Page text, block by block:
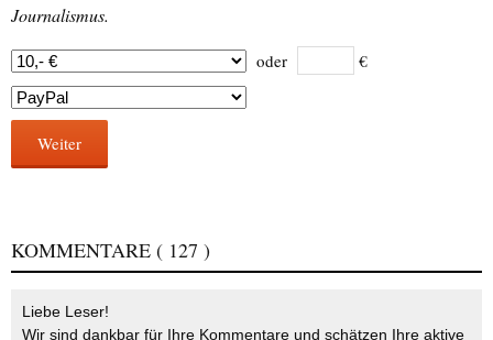
Journalismus.
oder €
Weiter
KOMMENTARE ( 127 )
Liebe Leser!
Wir sind dankbar für Ihre Kommentare und schätzen Ihre aktive